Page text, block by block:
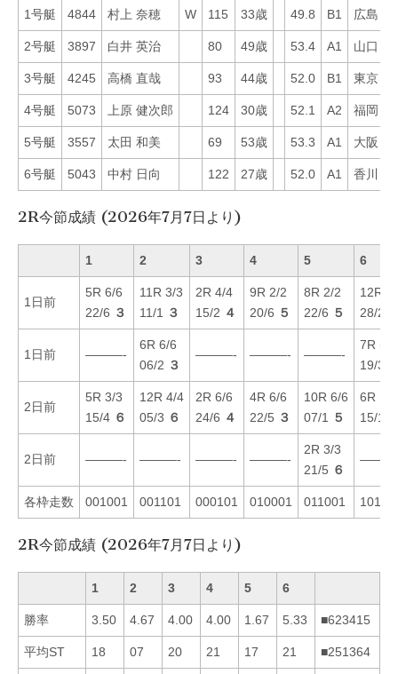
1号艇 4844 村上 奈穂 W 115 33歳 49.8 B1 広島
2号艇 3897 白井 英治 80 49歳 53.4 A1 山口
3号艇 4245 高橋 直哉 93 44歳 52.0 B1 東京
4号艇 5073 上原 健次郎 124 30歳 52.1 A2 福岡
5号艇 3557 太田 和美 69 53歳 53.3 A1 大阪
6号艇 5043 中村 日向 122 27歳 52.0 A1 香川
2R今節成績 (2026年7月7日より)
1 2 3 4 5 6
1日前
5R 6/6
22/6 ３
11R 3/3
11/1
３
2R 4/4
15/2 ４
9R 2/2
20/6 ５
8R 2/2
22/6 ５
12R
28/2
1日前 ———-
6R 6/6
06/2 ３
———- ———- ———-
7R 5/5
19/3
2日前
5R 3/3
15/4 ６
12R 4/4
05/3 ６
2R 6/6
24/6 ４
4R 6/6
22/5 ３
10R 6/6
07/1
５
6R 1/1
15/1
2日前 ———- ———- ———- ———-
2R 3/3
21/5 ６
各枠走数 001001 001101 000101 010001 011001
2R今節成績 (2026年7月7日より)
1 2 3 4 5 6
勝率 3.50 4.67 4.00 4.00 1.67 5.33 ■623415
平均ST 18 07 20 21 17 21 ■251364